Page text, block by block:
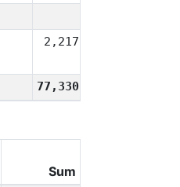
2,217,831
77,330,009
Sum